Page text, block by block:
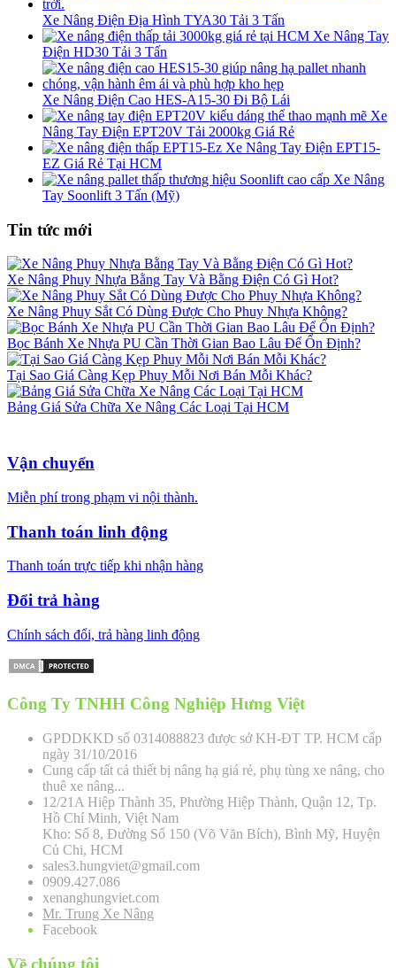
Xe Nâng Điện Địa Hình TYA30 Tải 3 Tấn
Xe Nâng Tay
Điện HD30 Tải 3 Tấn
Xe Nâng Điện Cao HES-A15-30 Đi Bộ Lái
Xe
Nâng Tay Điện EPT20V Tải 2000kg Giá Rẻ
Xe Nâng Tay Điện EPT15-
EZ Giá Rẻ Tại HCM
Xe Nâng
Tay Soonlift 3 Tấn (Mỹ)
Tin tức mới
Xe Nâng Phuy Nhựa Bằng Tay Và Bằng Điện Có Gì Hot?
Xe Nâng Phuy Sắt Có Dùng Được Cho Phuy Nhựa Không?
Bọc Bánh Xe Nhựa PU Cần Thời Gian Bao Lâu Để Ổn Định?
Tại Sao Giá Càng Kẹp Phuy Mỗi Nơi Bán Mỗi Khác?
Bảng Giá Sửa Chữa Xe Nâng Các Loại Tại HCM
Vận chuyển
Miễn phí trong phạm vi nội thành.
Thanh toán linh động
Thanh toán trực tiếp khi nhận hàng
Đổi trả hàng
Chính sách đổi, trả hàng linh động
Công Ty TNHH Công Nghiệp Hưng Việt
GPDDKKD số 0314088823 được sở KH-ĐT TP. HCM cấp
ngày 31/10/2016
Cung cấp tất cả thiết bị nâng hạ giá rẻ, phụ tùng xe nâng, cho
thuê xe nâng...
12/21A Hiệp Thành 35, Phường Hiệp Thành, Quận 12, Tp.
Hồ Chí Minh, Việt Nam
Kho: Số 8, Đường Số 150 (Võ Văn Bích), Bình Mỹ, Huyện
Củ Chi, HCM
sales3.hungviet@gmail.com
0909.427.086
xenanghungviet.com
Mr. Trung Xe Nâng
Facebook
Về chúng tôi